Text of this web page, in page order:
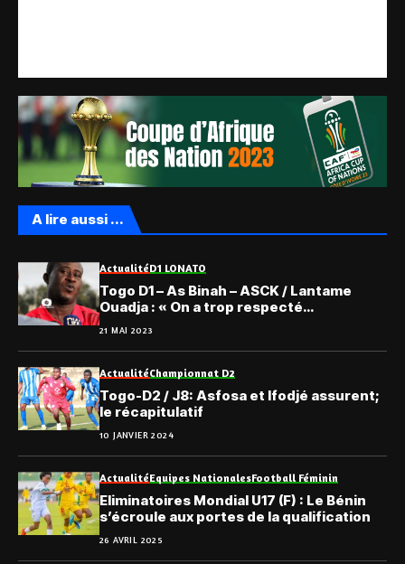
A lire aussi ...
ActualitéD1 LONATO
Togo D1 – As Binah – ASCK / Lantame
Ouadja : « On a trop respecté
l’adversaire… »
21 MAI 2023
ActualitéChampionnat D2
Togo-D2 / J8: Asfosa et Ifodjé assurent;
le récapitulatif
10 JANVIER 2024
ActualitéEquipes NationalesFootball Féminin
Eliminatoires Mondial U17 (F) : Le Bénin
s’écroule aux portes de la qualification
26 AVRIL 2025